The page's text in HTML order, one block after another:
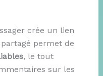
crée un lien
permet de
, le tout
sur les